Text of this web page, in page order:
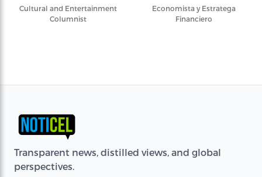
Cultural and Entertainment
Columnist
Economista y Estratega
Financiero
Transparent news, distilled views, and global
perspectives.